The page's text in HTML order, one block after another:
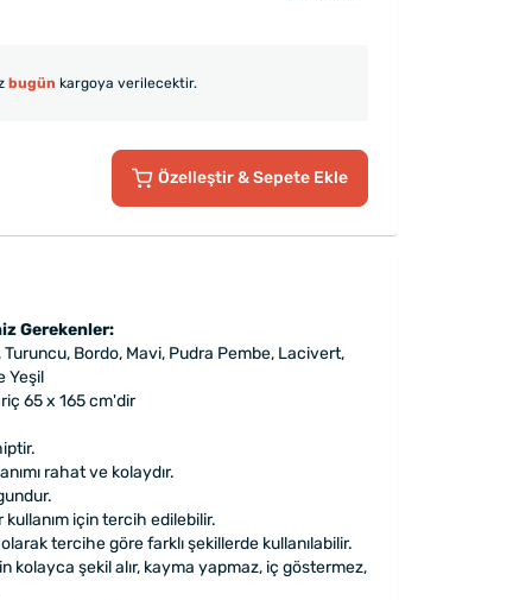
bugün kargoya verilecektir.
Özelleştir& Sepete Ekle
Gerekenler:
Bordo, Mavi, Pudra Pembe, Lacivert,
Yeşil
65 x 165 cm'dir
rahat ve kolaydır.
için tercih edilebilir.
olarak tercihe göre farklı şekillerde kullanılabilir.
kolayca şekil alır, kayma yapmaz, iç göstermez,